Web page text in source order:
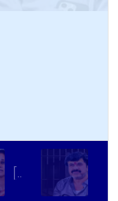
[Deshonnati]वाल्मिक कराडला बीड कारागृहातून नागपूरला हलवणार? सुप्रिया सुळे यांची मुख्यमंत्र्यांकडे मोठी मागणी